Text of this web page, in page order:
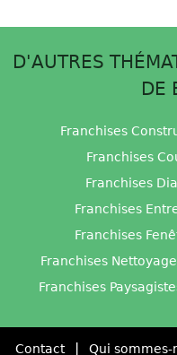
D'AUTRES
DE
Franchises
Franchises
Franchises
Franchises
Franchises
Franchises
Franchises
Contact Qui sommes-